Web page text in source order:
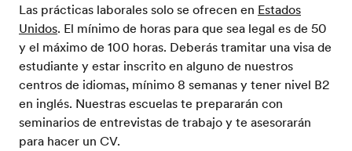
Las prácticas laborales solo se ofrecen en Estados
Unidos. El mínimo de horas para que sea legal es de 50
y el máximo de 100 horas. Deberás tramitar una visa de
estudiante y estar inscrito en alguno de nuestros
centros de idiomas, mínimo 8 semanas y tener nivel B2
en inglés. Nuestras escuelas te prepararán con
seminarios de entrevistas de trabajo y te asesorarán
para hacer un CV.